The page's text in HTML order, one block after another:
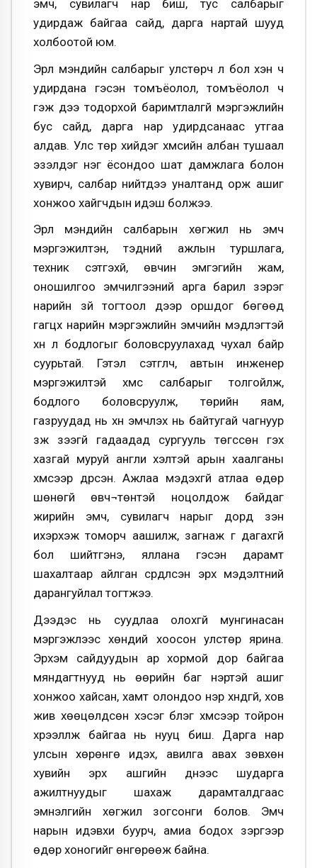
эмч, сувилагч нар биш, тус салбарыг
удирдаж байгаа сайд, дарга нартай шууд
холбоотой юм.
Эрүүл мэндийн салбарыг улстөрч л бол хэн ч
удирдана гэсэн томъёолол, томъёолол ч
гэж дээ тодорхой баримтлалгүй мэргэжлийн
бус сайд, дарга нар удирдсанаас утгаа
алдав. Улс төр хийдэг хүмүүсийн албан тушаал
эзэлдэг нэг ёсондоо шат дамжлага болон
хувирч, салбар нийтдээ уналтанд орж ашиг
хонжоо хайгчдын идэш болжээ.
Эрүүл мэндийн салбарын хөгжил нь эмч
мэргэжилтэн, тэдний ажлын туршлага,
техник сэтгэхүй, өвчин эмгэгийн жам,
оношилгоо эмчилгээний арга барил зэрэг
нарийн зүй тогтоол дээр оршдог бөгөөд
гагцхүү нарийн мэргэжлийн эмчийн мэдлэгтэй
хүн л бодлогыг боловсруулахад чухал байр
суурьтай. Гэтэл сэтгүүлч, автын инженер
мэргэжилтэй хүмүүс салбарыг толгойлж,
бодлого боловсруулж, төрийн яам,
газруудад нь хүн эмчлэх нь байтугай чагнуур
зүүж үзээгүй гадаадад сургууль төгссөн гэх
хазгай муруй англи хэлтэй арын хаалганы
хүмүүсээр дүүрсэн. Ажлаа мэдэхгүй атлаа өдөр
шөнөгүй өвч¬төнтэй ноцолдож байдаг
жирийн эмч, сувилагч нарыг дорд үзэн
ихэрхэж томорч аашилж, загнаж үг дагахгүй
бол шийтгэнэ, яллана гэсэн дарамт
шахалтаар айлган сүрдүүлсэн эрх мэдэлтний
дарангуйлал тогтжээ.
Дээдэс нь суудлаа олохгүй мунгинасан
мэргэжлээс хөндий хоосон улстөр ярина.
Эрхэм сайдуудын ар хормой дор байгаа
мяндагтнууд нь өөрийн баг нэртэй ашиг
хонжоо хайсан, хамт олондоо нэр хүндгүй, хов
жив хөөцөлдсөн хэсэг бүлэг хүмүүсээр тойрон
хүрээлүүлж байгаа нь нууц биш. Дарга нар
улсын хөрөнгө идэх, авилга авах зөвхөн
хувийн эрх ашгийн үүднээс шударга
ажилтнуудыг шахаж дарамталдгаас
эмнэлгийн хөгжил зогсонги болов. Эмч
нарын идэвхи буурч, амиа бодох зэргээр
өдөр хоногийг өнгөрөөж байна.